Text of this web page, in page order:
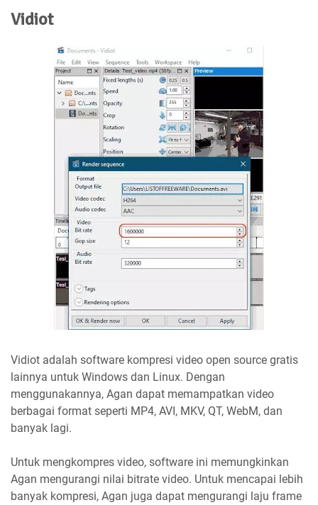
Vidiot
Vidiot adalah software kompresi video open source gratis
lainnya untuk Windows dan Linux. Dengan
menggunakannya, Agan dapat memampatkan video
berbagai format seperti MP4, AVI, MKV, QT, WebM, dan
banyak lagi.
Untuk mengkompres video, software ini memungkinkan
Agan mengurangi nilai bitrate video. Untuk mencapai lebih
banyak kompresi, Agan juga dapat mengurangi laju frame